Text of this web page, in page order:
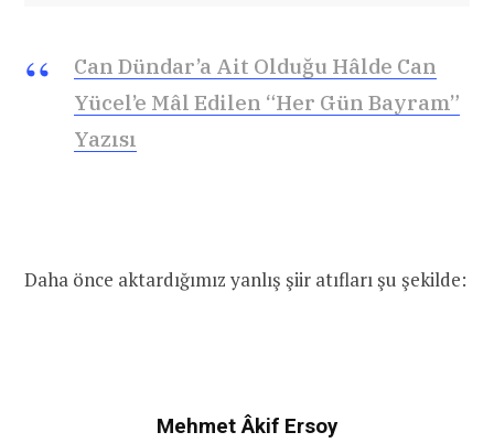
Can Dündar’a Ait Olduğu Hâlde Can
Yücel’e Mâl Edilen “Her Gün Bayram”
Yazısı
Daha önce aktardığımız yanlış şiir atıfları şu şekilde:
Mehmet Âkif Ersoy